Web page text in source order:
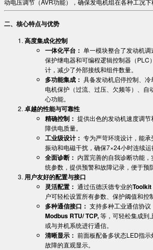
动电压调节（AVR功能），确保发电机组在各种工况下
​二、核心特点与优势​
​高度集成化控制​
​一体化平台：​ 单一模块整合了发动机调
保护继电器和可编程逻辑控制器（PLC
计，减少了外部接线和组件数量。
​多功能集成：​
具备发动机启停控制、
电机保护（过流、过压、欠频等）、自
心功能。
​卓越的性能与可靠性​
​精确控制：​
提供出色的发动机速度调
障供电质量。
​工业级设计：​ 专为严苛环境设计，能承
振动和电磁干扰，确保7×24小时连续运
​全面诊断：​
内置完善的自我诊断功能
统参数，提供预警和故障记录，便于预
​用户友好的配置与接口​
​灵活配置：​ ​ 通过伍德沃德专业的​​Toolkit​
户可轻松设置所有参数、保护阈值和控
​多种通信接口：​ 支持多种工业通信协议
Modbus RTU/ TCP,​ 等，可轻松集成到
或与并机系统进行通信。
​清晰显示：​
前面板配备多状态LED指
故障的直观显示。